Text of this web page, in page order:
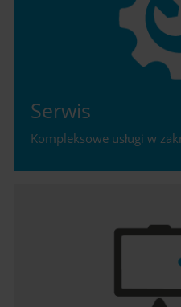
Serwis
Kompleksowe usługi w